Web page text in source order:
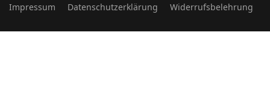
Impressum Datenschutzerklärung Widerrufsbelehrung